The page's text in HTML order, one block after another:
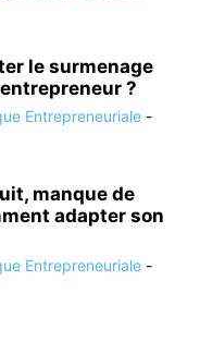
le surmenage
?
Entrepreneuriale -
manque de
adapter son
Entrepreneuriale -